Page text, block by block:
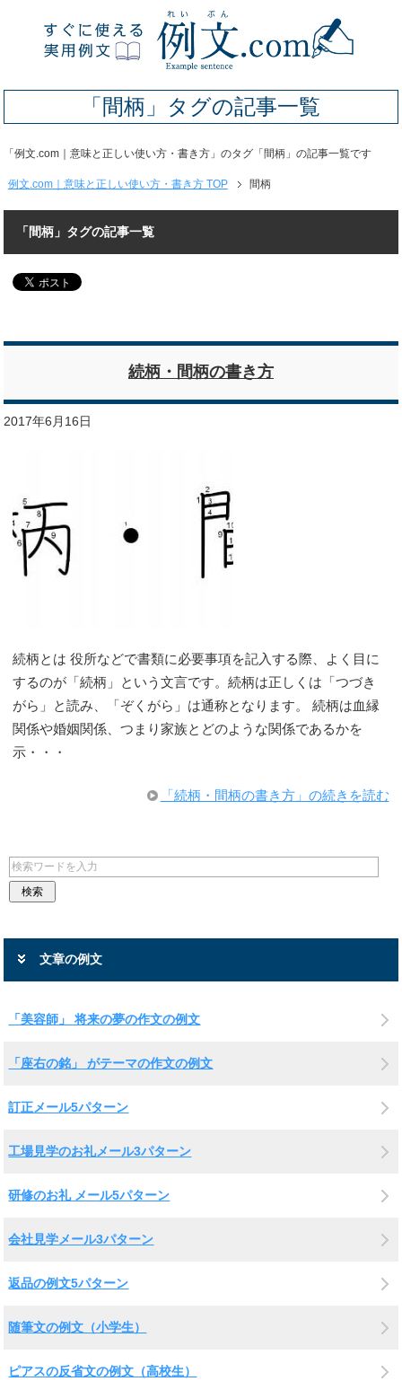
「間柄」タグの記事一覧
「例文.com｜意味と正しい使い方・書き方」のタグ「間柄」の記事一覧です
例文.com｜意味と正しい使い方・書き方 TOP 間柄
「間柄」タグの記事一覧
続柄・間柄の書き方
2017年6月16日
続柄とは 役所などで書類に必要事項を記入する際、よく目に
するのが「続柄」という文言です。続柄は正しくは「つづき
がら」と読み、「ぞくがら」は通称となります。 続柄は血縁
関係や婚姻関係、つまり家族とどのような関係であるかを
示・・・
「続柄・間柄の書き方」の続きを読む
文章の例文
「美容師」 将来の夢の作文の例文
「座右の銘」 がテーマの作文の例文
訂正メール5パターン
工場見学のお礼メール3パターン
研修のお礼 メール5パターン
会社見学メール3パターン
返品の例文5パターン
随筆文の例文（小学生）
ピアスの反省文の例文（高校生）